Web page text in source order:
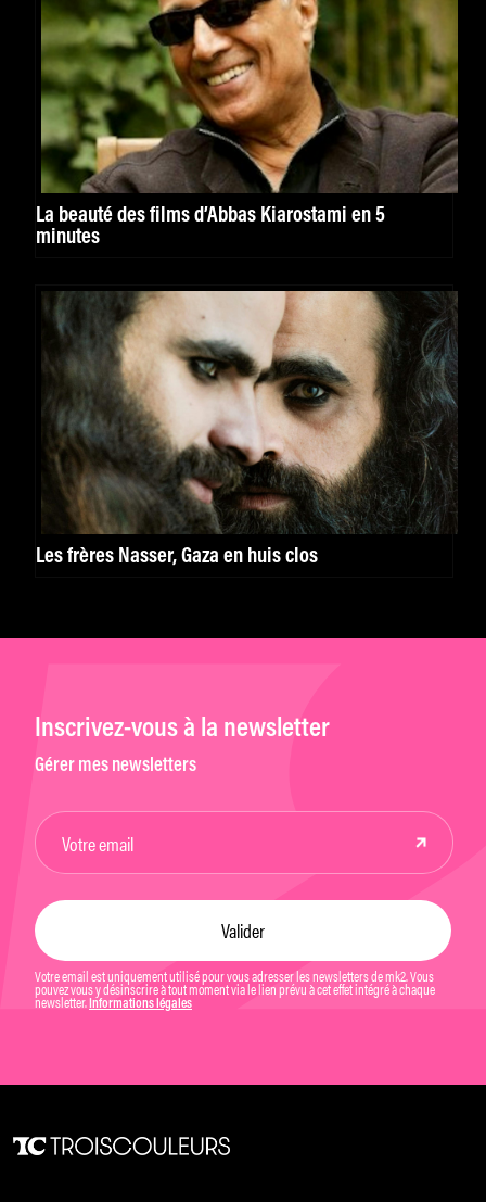
La beauté des films d’Abbas Kiarostami en 5
minutes
Les frères Nasser, Gaza en huis clos
Inscrivez-vous à la newsletter
Gérer mes newsletters
Votre email est uniquement utilisé pour vous adresser les newsletters de mk2. Vous
pouvez vous y désinscrire à tout moment via le lien prévu à cet effet intégré à chaque
newsletter. Informations légales